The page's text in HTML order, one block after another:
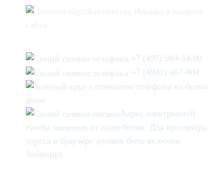
+7 (495) 984-34-90
+7 (4942) 467-404
Адрес электронной
почты защищен от спам-ботов. Для просмотра
адреса в браузере должен быть включен
Javascript.